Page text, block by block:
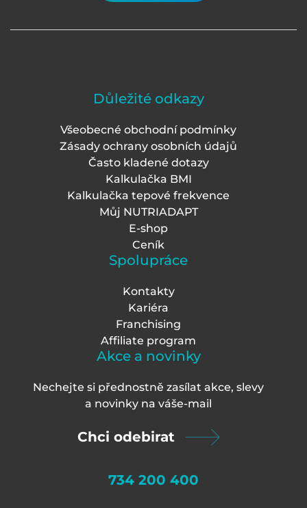
Důležité odkazy
Všeobecné obchodní podmínky
Zásady ochrany osobních údajů
Často kladené dotazy
Kalkulačka BMI
Kalkulačka tepové frekvence
Můj NUTRIADAPT
E-shop
Ceník
Spolupráce
Kontakty
Kariéra
Franchising
Affiliate program
Akce a novinky
Nechejte si přednostně zasílat akce, slevy
a novinky na váše-mail
Chci odebirat
734 200 400